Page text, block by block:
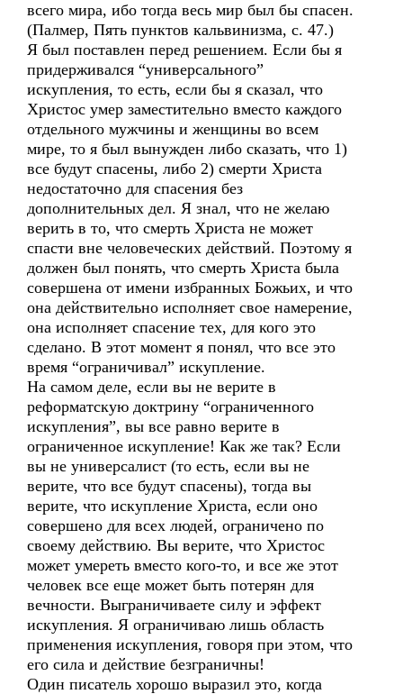
всего мира, ибо тогда весь мир был бы спасен.
(Палмер, Пять пунктов кальвинизма, с. 47.)
Я был поставлен перед решением. Если бы я
придерживался “универсального”
искупления, то есть, если бы я сказал, что
Христос умер заместительно вместо каждого
отдельного мужчины и женщины во всем
мире, то я был вынужден либо сказать, что 1)
все будут спасены, либо 2) смерти Христа
недостаточно для спасения без
дополнительных дел. Я знал, что не желаю
верить в то, что смерть Христа не может
спасти вне человеческих действий. Поэтому я
должен был понять, что смерть Христа была
совершена от имени избранных Божьих, и что
она действительно исполняет свое намерение,
она исполняет спасение тех, для кого это
сделано. В этот момент я понял, что все это
время “ограничивал” искупление.
На самом деле, если вы не верите в
реформатскую доктрину “ограниченного
искупления”, вы все равно верите в
ограниченное искупление! Как же так? Если
вы не универсалист (то есть, если вы не
верите, что все будут спасены), тогда вы
верите, что искупление Христа, если оно
совершено для всех людей, ограничено по
своему действию. Вы верите, что Христос
может умереть вместо кого-то, и все же этот
человек все еще может быть потерян для
вечности. Выграничиваете силу и эффект
искупления. Я ограничиваю лишь область
применения искупления, говоря при этом, что
его сила и действие безграничны!
Один писатель хорошо выразил это, когда